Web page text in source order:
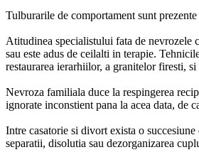
Tulburarile de comportament sunt
Atitudinea specialistului fata de nevrozele
sau este adus de ceilalti in terapie.
restaurarea ierarhiilor, a granitelor firesti,
Nevroza familiala duce la respingerea
ignorate inconstient pana la acea data, de
Intre casatorie si divort exista o
separatii, disolutia sau dezorganizarea